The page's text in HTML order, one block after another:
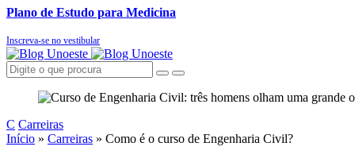
Plano de Estudo para Medicina
Inscreva-se no vestibular
C Carreiras
Início » Carreiras » Como é o curso de Engenharia Civil?